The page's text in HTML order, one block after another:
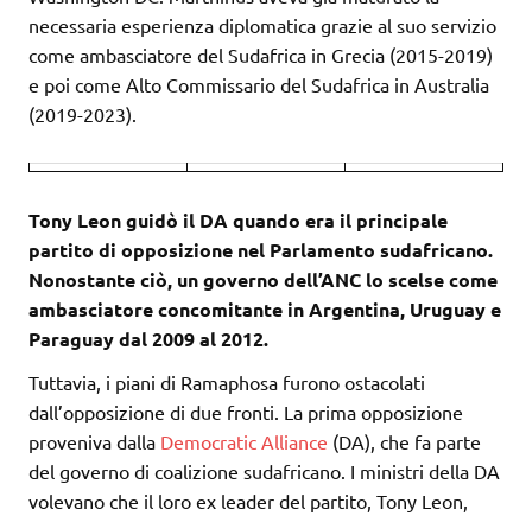
necessaria esperienza diplomatica grazie al suo servizio
come ambasciatore del Sudafrica in Grecia (2015-2019)
e poi come Alto Commissario del Sudafrica in Australia
(2019-2023).
Tony Leon guidò il DA quando era il principale
partito di opposizione nel Parlamento sudafricano.
Nonostante ciò, un governo dell’ANC lo scelse come
ambasciatore concomitante in Argentina, Uruguay e
Paraguay dal 2009 al 2012.
Tuttavia, i piani di Ramaphosa furono ostacolati
dall’opposizione di due fronti. La prima opposizione
proveniva dalla Democratic Alliance (DA), che fa parte
del governo di coalizione sudafricano. I ministri della DA
volevano che il loro ex leader del partito, Tony Leon,